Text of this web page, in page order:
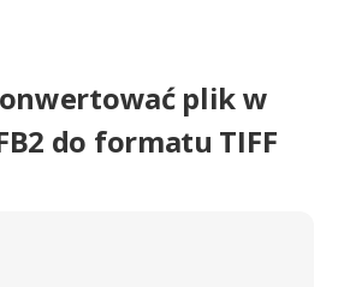
plik w
do formatu TIFF